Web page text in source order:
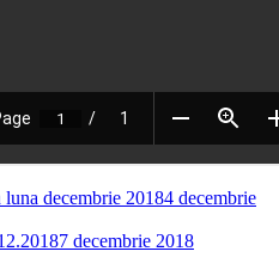
decembrie 20184 decembrie
7 decembrie 2018